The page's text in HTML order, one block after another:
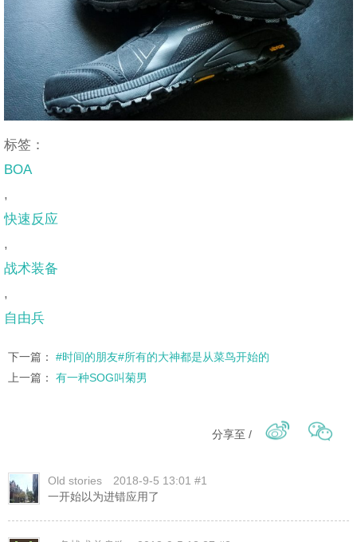
标签：
BOA
,
快速反应
,
战术装备
,
自由兵
下一篇： #时间的朋友#所有的大神都是从菜鸟开始的
上一篇： 有一种SOG叫菊男
分享至 /
Old stories
2018-9-5 13:01 #1
一开始以为进错应用了